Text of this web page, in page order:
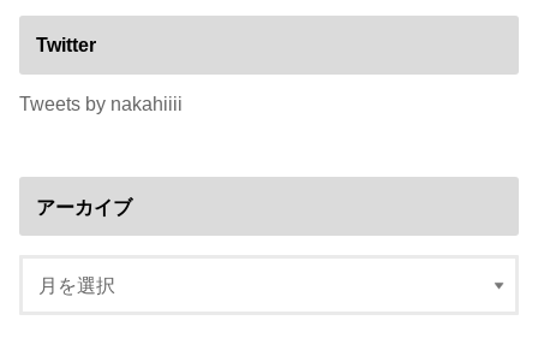
Twitter
Tweets by nakahiiii
アーカイブ